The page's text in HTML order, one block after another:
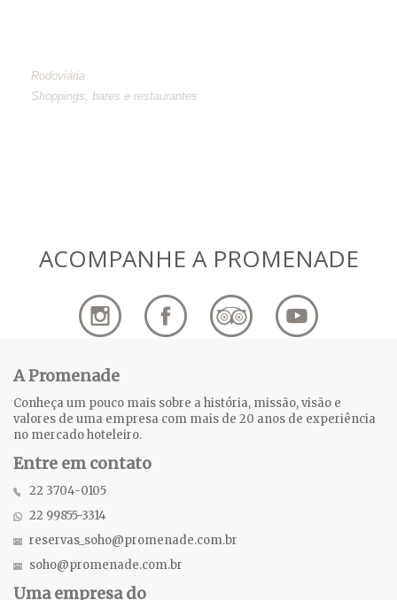
Rodoviária
Shoppings, bares e restaurantes
ACOMPANHE A PROMENADE
A Promenade
Conheça um pouco mais sobre a história, missão, visão e
valores de uma empresa com mais de 20 anos de experiência
no mercado hoteleiro.
Entre em contato
22 3704-0105
22 99855-3314
reservas_soho@promenade.com.br
soho@promenade.com.br
Uma empresa do